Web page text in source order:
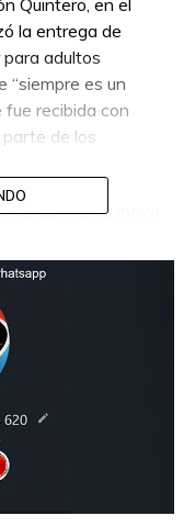
Quintero, en el
la entrega de
adultos
“siempre es un
fue recibida con
de los
del 31 de mayo
del país, con motivo
la continuidad de
hablará sobre el
López Obrador y
hazaña” durante
programas sociales,
de personas